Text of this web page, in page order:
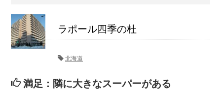
ラポール四季の杜
北海道
満足：隣に大きなスーパーがある